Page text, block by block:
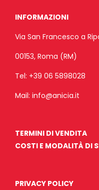
INFORMAZIONI
Via San Francesco a
00153, Roma (RM)
Tel: +39 06 5898028
Mail: info@anicia.it
TERMINI DI VENDITA
COSTI E MODALITÀ DI
PRIVACY POLICY